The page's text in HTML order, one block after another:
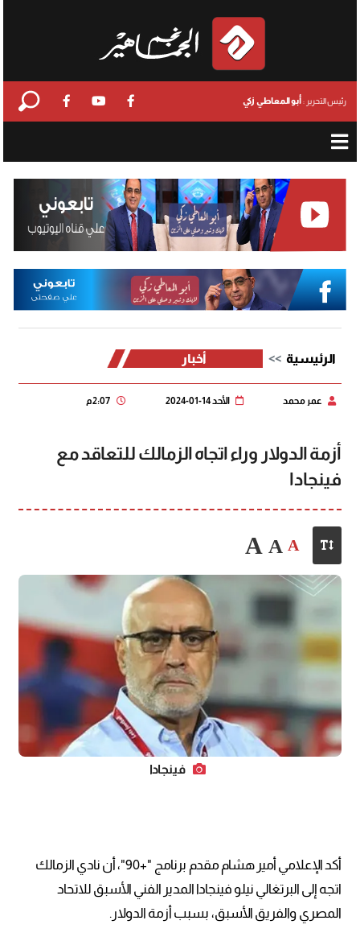
رئيس التحرير : أبو المعاطي زكي
الرئيسية أخبار
عمر محمد الأحد 14-01-2024 2:07 م
أزمة الدولار وراء اتجاه الزمالك للتعاقد مع
فينجادا
A
A
A
فينجادا
أكد الإعلامي أمير هشام مقدم برنامج "+90"، أن نادي الزمالك
اتجه إلى البرتغالي نيلو فينجادا المدير الفني الأسبق للاتحاد
المصري والفريق الأسبق، بسبب أزمة الدولار.